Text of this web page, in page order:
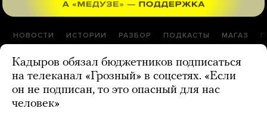
НОВОСТИ ИСТОРИИ РАЗБОР ПОДКАСТЫ МАГАЗ
Кадыров обязал бюджетников подписаться
на телеканал «Грозный» в соцсетях. «Если
он не подписан, то это опасный для нас
человек»